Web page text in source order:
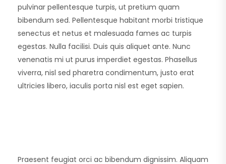
pulvinar pellentesque turpis, ut pretium quam
bibendum sed. Pellentesque habitant morbi tristique
senectus et netus et malesuada fames ac turpis
egestas. Nulla facilisi. Duis quis aliquet ante. Nunc
venenatis mi ut purus imperdiet egestas. Phasellus
viverra, nisl sed pharetra condimentum, justo erat
ultricies libero, iaculis porta nisl est eget sapien.
Praesent feugiat orci ac bibendum dignissim. Aliquam